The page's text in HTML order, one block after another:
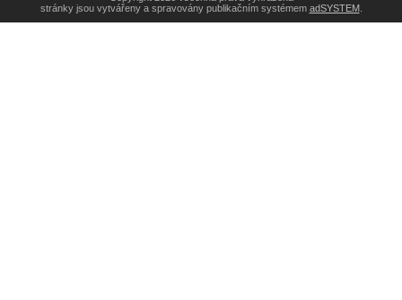
stránky jsou vytvářeny a spravovány publikačním systémem adSYSTEM